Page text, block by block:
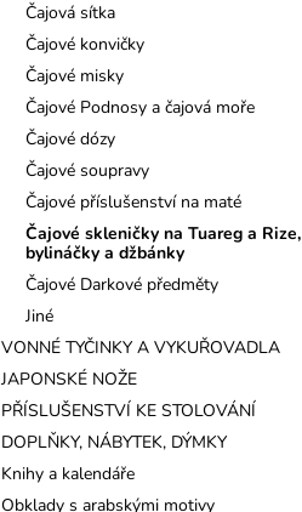
Čajová sítka
Čajové konvičky
Čajové misky
Čajové Podnosy a čajová moře
Čajové dózy
Čajové soupravy
Čajové příslušenství na maté
Čajové skleničky na Tuareg a Rize,
bylináčky a džbánky
Čajové Darkové předměty
Jiné
VONNÉ TYČINKY A VYKUŘOVADLA
JAPONSKÉ NOŽE
PŘÍSLUŠENSTVÍ KE STOLOVÁNÍ
DOPLŇKY, NÁBYTEK, DÝMKY
Knihy a kalendáře
Obklady s arabskými motivy